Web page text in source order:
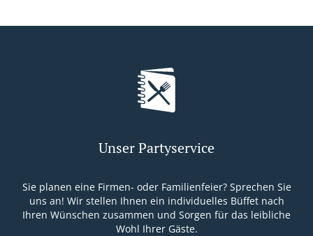
Unser Partyservice
Sie planen eine Firmen- oder Familienfeier? Sprechen Sie
uns an! Wir stellen Ihnen ein individuelles Büffet nach
Ihren Wünschen zusammen und Sorgen für das leibliche
Wohl Ihrer Gäste.